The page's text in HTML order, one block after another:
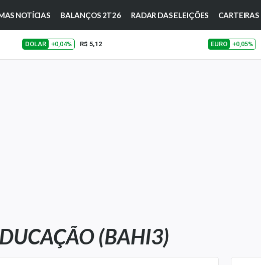
NOTÍCIAS BALANÇOS 2T26 RADAR DAS ELEIÇÕES
DOLAR +0,04% R$ 5,12 EURO +0,05%
(BAHI3)